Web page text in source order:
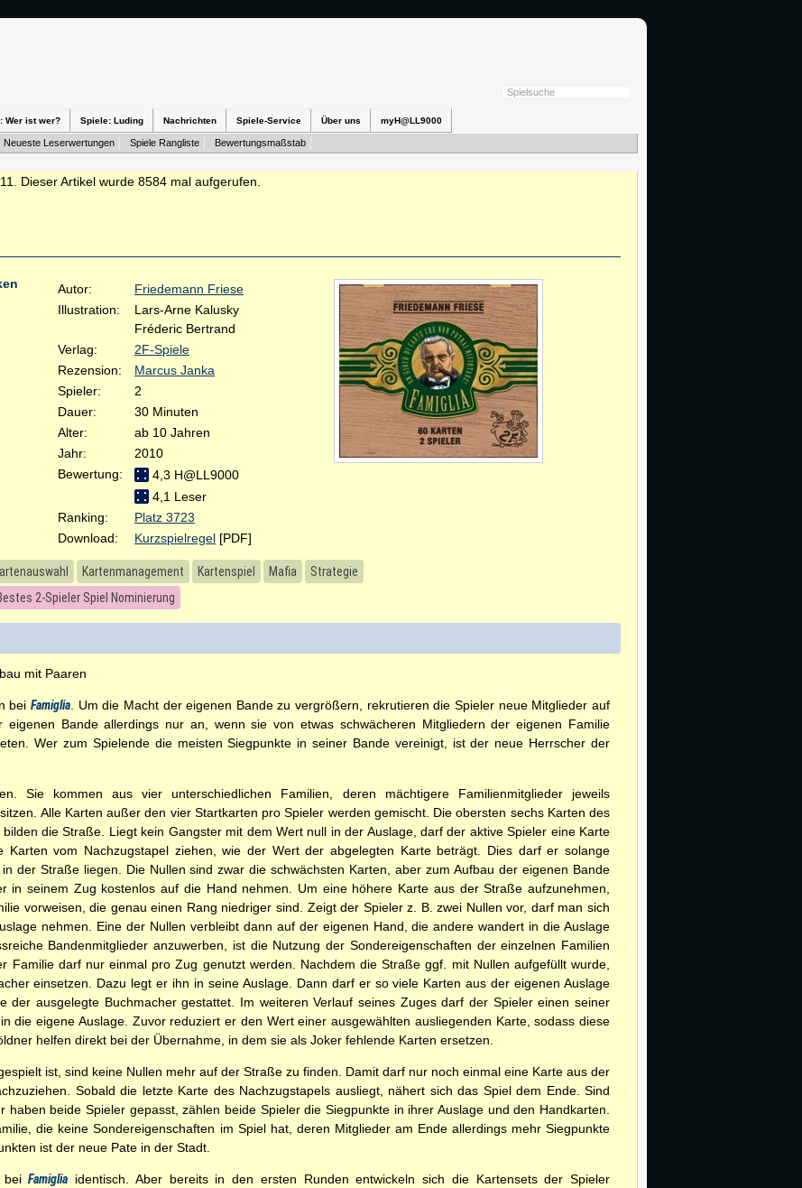
Wer ist wer? Spiele: Luding Nachrichten Spiele-Service Über uns myH@LL9000
Neueste Leserwertungen Spiele Rangliste Bewertungsmaßstab
Dieser Artikel wurde 8584 mal aufgerufen.
Autor:
Friedemann Friese
Illustration:
Lars-Arne Kalusky
Fréderic Bertrand
Verlag:
2F-Spiele
Rezension:
Marcus Janka
Spieler:
2
Dauer:
30 Minuten
Alter:
ab 10 Jahren
Jahr:
2010
Bewertung:
4,3 H@LL9000
4,1 Leser
Ranking:
Platz 3723
Download:
Kurzspielregel [PDF]
Kartenmanagement Kartenspiel Mafia
Strategie
2-Spieler Spiel Nominierung
mit Paaren
bei Famiglia. Um die Macht der eigenen Bande zu vergrößern, rekrutieren die Spieler neue Mitglieder auf
Bande allerdings nur an, wenn sie von etwas schwächeren Mitgliedern der eigenen Familie
Wer zum Spielende die meisten Siegpunkte in seiner Bande vereinigt, ist der neue Herrscher der
Sie kommen aus vier unterschiedlichen Familien, deren mächtigere Familienmitglieder jeweils
Alle Karten außer den vier Startkarten pro Spieler werden gemischt. Die obersten sechs Karten des
die Straße. Liegt kein Gangster mit dem Wert null in der Auslage, darf der aktive Spieler eine Karte
vom Nachzugstapel ziehen, wie der Wert der abgelegten Karte beträgt. Dies darf er solange
der Straße liegen. Die Nullen sind zwar die schwächsten Karten, aber zum Aufbau der eigenen Bande
in seinem Zug kostenlos auf die Hand nehmen. Um eine höhere Karte aus der Straße aufzunehmen,
vorweisen, die genau einen Rang niedriger sind. Zeigt der Spieler z. B. zwei Nullen vor, darf man sich
nehmen. Eine der Nullen verbleibt dann auf der eigenen Hand, die andere wandert in die Auslage
Bandenmitglieder anzuwerben, ist die Nutzung der Sondereigenschaften der einzelnen Familien
Familie darf nur einmal pro Zug genutzt werden. Nachdem die Straße ggf. mit Nullen aufgefüllt wurde,
einsetzen. Dazu legt er ihn in seine Auslage. Dann darf er so viele Karten aus der eigenen Auslage
der ausgelegte Buchmacher gestattet. Im weiteren Verlauf seines Zuges darf der Spieler einen seiner
die eigene Auslage. Zuvor reduziert er den Wert einer ausgewählten ausliegenden Karte, sodass diese
helfen direkt bei der Übernahme, in dem sie als Joker fehlende Karten ersetzen.
ist, sind keine Nullen mehr auf der Straße zu finden. Damit darf nur noch einmal eine Karte aus der
Sobald die letzte Karte des Nachzugstapels ausliegt, nähert sich das Spiel dem Ende. Sind
haben beide Spieler gepasst, zählen beide Spieler die Siegpunkte in ihrer Auslage und den Handkarten.
die keine Sondereigenschaften im Spiel hat, deren Mitglieder am Ende allerdings mehr Siegpunkte
ist der neue Pate in der Stadt.
beiFamiglia identisch. Aber bereits in den ersten Runden entwickeln sich die Kartensets der Spieler